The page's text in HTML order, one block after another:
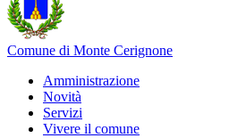
Comune di Monte Cerignone
Amministrazione
Novità
Servizi
Vivere il comune